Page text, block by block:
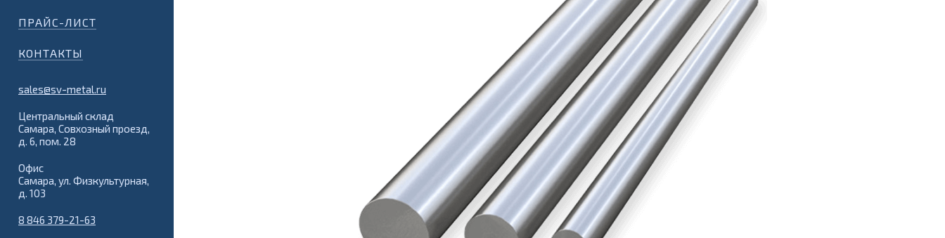
ПРАЙС-ЛИСТ
КОНТАКТЫ
sales@sv-metal.ru
Центральный склад
Самара, Совхозный проезд,
д. 6, пом. 28
Офис
Самара, ул. Физкультурная,
д. 103
8 846 379-21-63